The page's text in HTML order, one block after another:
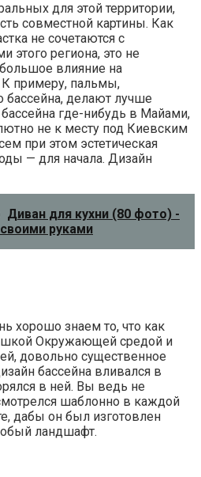
для этой территории,
совместной картины. Как
не сочетаются с
этого региона, это не
влияние на
примеру, пальмы,
делают лучше
где-нибудь в Майами,
не к месту под Киевским
при этом эстетическая
— для начала. Дизайн
Диван для кухни (80 фото) -
руками
хорошо знаем то, что как
Окружающей средой и
довольно существенное
бассейна вливался в
в ней. Вы ведь не
шаблонно в каждой
дабы он был изготовлен
ландшафт.